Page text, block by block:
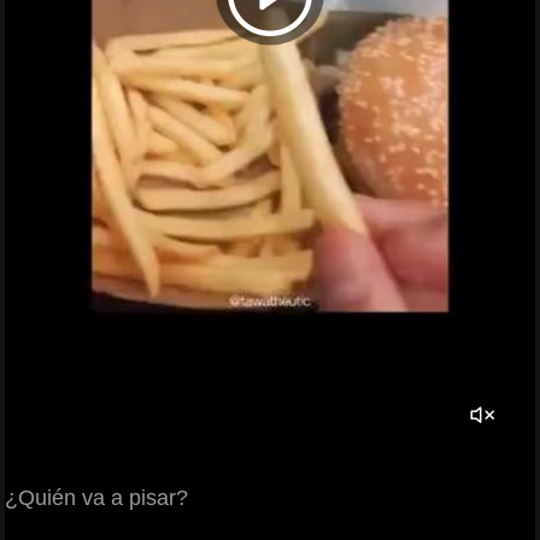
¿Quién va a pisar?